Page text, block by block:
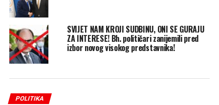
SVIJET NAM KROJI SUDBINU, ONI SE GURAJU
ZA INTERESE! Bh. političari zanijemili pred
izbor novog visokog predstavnika!
POLITIKA